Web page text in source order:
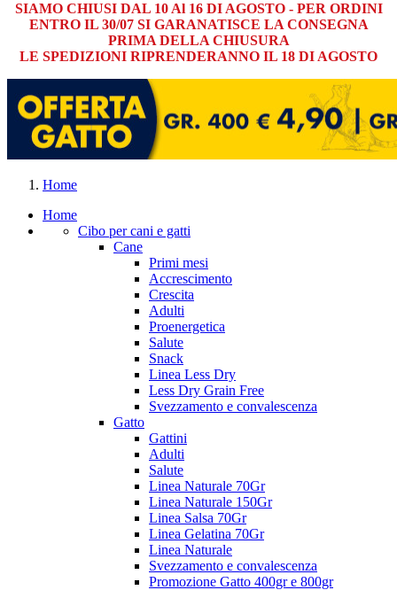
SIAMO CHIUSI DAL 10 Al 16 DI AGOSTO - PER ORDINI
ENTRO IL 30/07 SI GARANATISCE LA CONSEGNA
PRIMA DELLA CHIUSURA
LE SPEDIZIONI RIPRENDERANNO IL 18 DI AGOSTO
Home
Home
Cibo per cani e gatti
Cane
Primi mesi
Accrescimento
Crescita
Adulti
Proenergetica
Salute
Snack
Linea Less Dry
Less Dry Grain Free
Svezzamento e convalescenza
Gatto
Gattini
Adulti
Salute
Linea Naturale 70Gr
Linea Naturale 150Gr
Linea Salsa 70Gr
Linea Gelatina 70Gr
Linea Naturale
Svezzamento e convalescenza
Promozione Gatto 400gr e 800gr